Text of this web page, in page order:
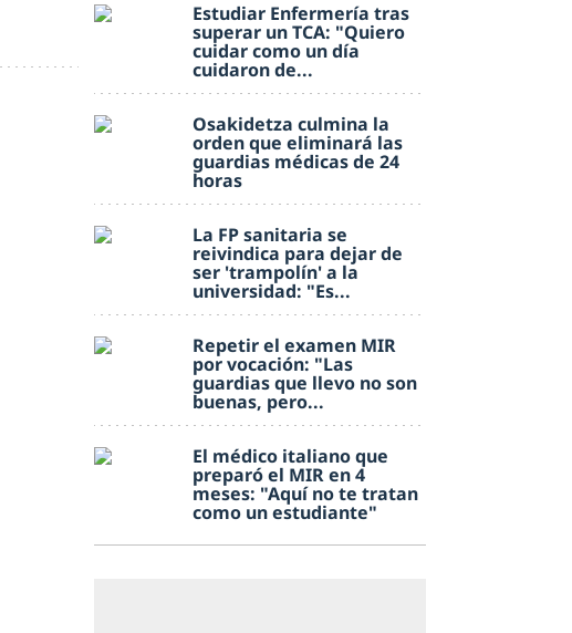
Estudiar Enfermería tras
superar un TCA: "Quiero
cuidar como un día
cuidaron de...
Osakidetza culmina la
orden que eliminará las
guardias médicas de 24
horas
La FP sanitaria se
reivindica para dejar de
ser 'trampolín' a la
universidad: "Es...
Repetir el examen MIR
por vocación: "Las
guardias que llevo no son
buenas, pero...
El médico italiano que
preparó el MIR en 4
meses: "Aquí no te tratan
como un estudiante"